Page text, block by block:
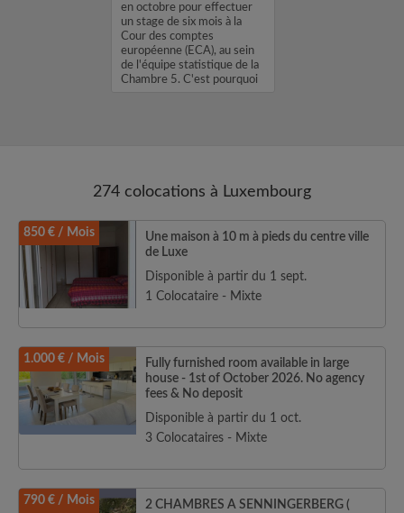
en octobre pour effectuer
un stage de six mois à la
Cour des comptes
européenne (ECA), au sein
de l'équipe statistique de la
Chambre 5. C'est pourquoi
274 colocations à Luxembourg
850 € / Mois
Une maison à 10 m à pieds du centre ville
de Luxe
Disponible à partir du 1 sept.
1 Colocataire - Mixte
1.000 € / Mois
Fully furnished room available in large
house - 1st of October 2026. No agency
fees & No deposit
Disponible à partir du 1 oct.
3 Colocataires - Mixte
790 € / Mois
2 CHAMBRES A SENNINGERBERG (